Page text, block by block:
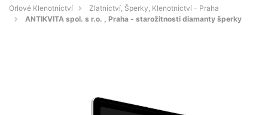
Orlové Klenotnictví
Zlatnictví, Šperky, Klenotnictví - Praha
ANTIKVITA spol. s r.o. , Praha - starožitnosti diamanty šperky